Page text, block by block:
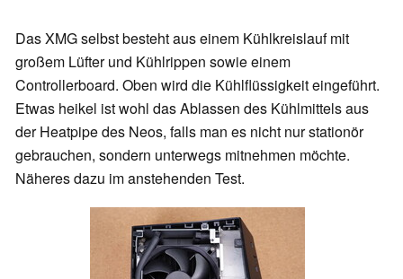
Das XMG selbst besteht aus einem Kühlkreislauf mit
großem Lüfter und Kühlrippen sowie einem
Controllerboard. Oben wird die Kühlflüssigkeit eingeführt.
Etwas heikel ist wohl das Ablassen des Kühlmittels aus
der Heatpipe des Neos, falls man es nicht nur stationör
gebrauchen, sondern unterwegs mitnehmen möchte.
Näheres dazu im anstehenden Test.